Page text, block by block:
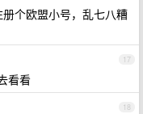
个欧盟小号，乱七八糟
17
看看
18